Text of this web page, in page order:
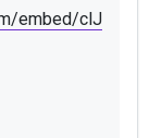
embed/clJ